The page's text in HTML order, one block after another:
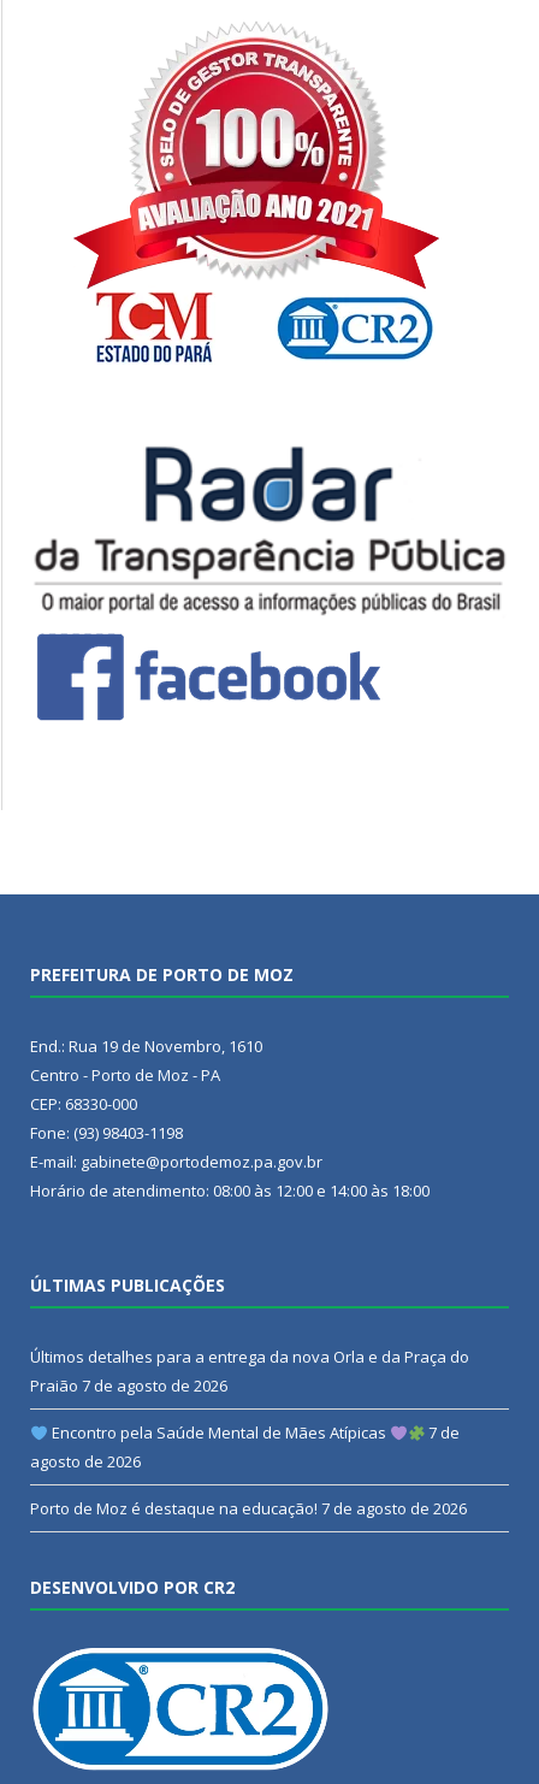
PREFEITURA DE PORTO DE MOZ
End.: Rua 19 de Novembro, 1610
Centro - Porto de Moz - PA
CEP: 68330-000
Fone: (93) 98403-1198
E-mail: gabinete@portodemoz.pa.gov.br
Horário de atendimento: 08:00 às 12:00 e 14:00 às 18:00
ÚLTIMAS PUBLICAÇÕES
Últimos detalhes para a entrega da nova Orla e da Praça do
Praião 7 de agosto de 2026
Encontro pela Saúde Mental de Mães Atípicas
7 de
agosto de 2026
Porto de Moz é destaque na educação! 7 de agosto de 2026
DESENVOLVIDO POR CR2